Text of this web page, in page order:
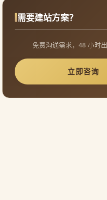
需要建站方案？
免费沟通需求，48 小时出
立即咨询